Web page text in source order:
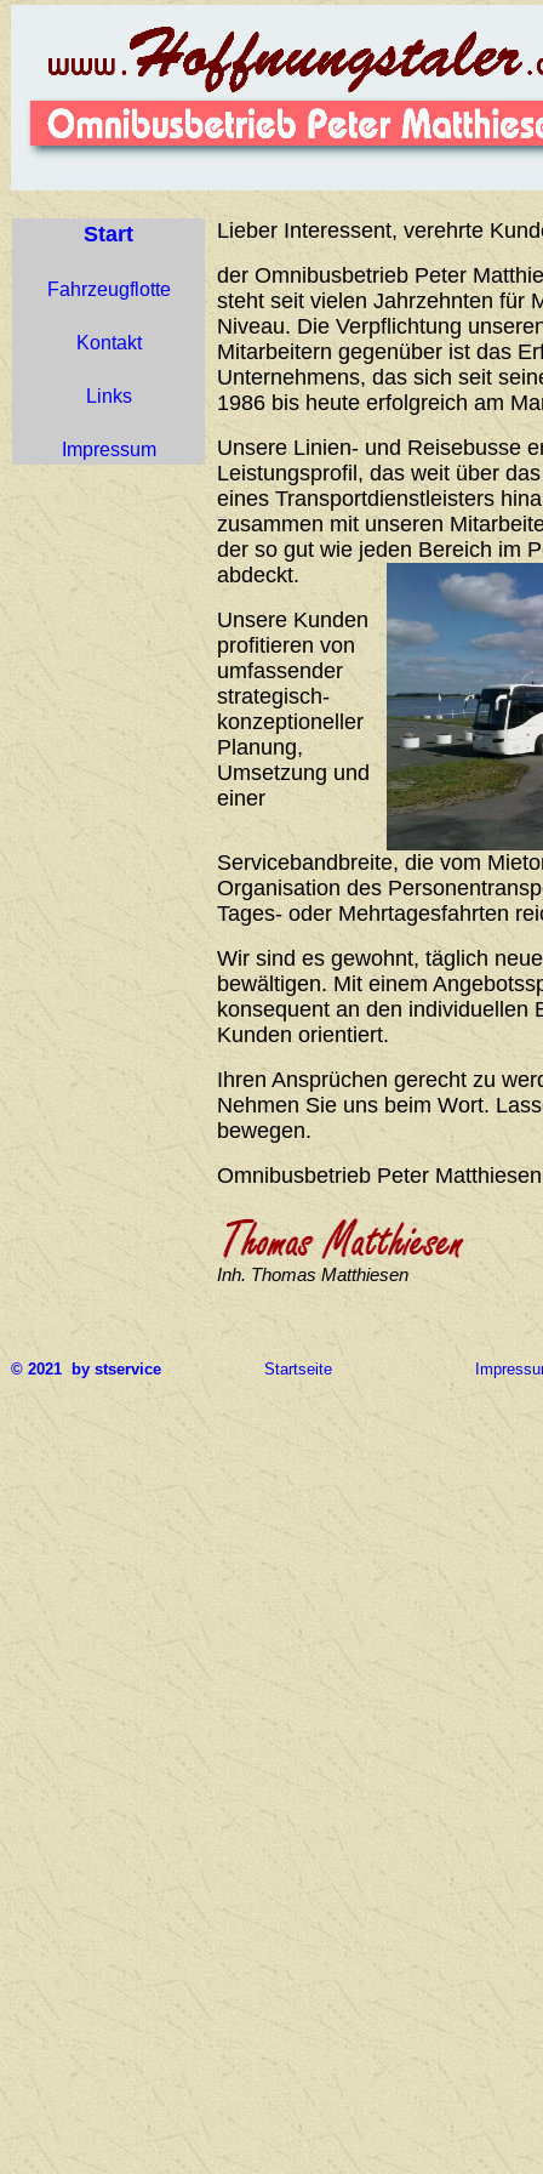
Start
Fahrzeugflotte
Kontakt
Links
Impressum
Lieber Interessent, verehrte
der Omnibusbetrieb Peter
steht seit vielen Jahrzehnten für
Niveau. Die Verpflichtung
Mitarbeitern gegenüber ist das
Unternehmens, das sich seit
1986 bis heute erfolgreich am
Unsere Linien- und Reisebusse
Leistungsprofil, das weit über
eines Transportdienstleisters
zusammen mit unseren
der so gut wie jeden Bereich im
abdeckt.
Unsere Kunden
profitieren von
umfassender
strategisch-
konzeptioneller
Planung,
Umsetzung und
einer
Servicebandbreite, die vom
Organisation des
Tages- oder Mehrtagesfahrten
Wir sind es gewohnt, täglich
bewältigen. Mit einem
konsequent an den individuellen
Kunden orientiert.
Ihren Ansprüchen gerecht zu
Nehmen Sie uns beim Wort.
bewegen.
Omnibusbetrieb Peter Matthiesen
Inh. Thomas Matthiesen
© 2021 by stservice Startseite